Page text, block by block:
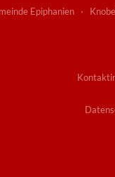
Epiphanien ·